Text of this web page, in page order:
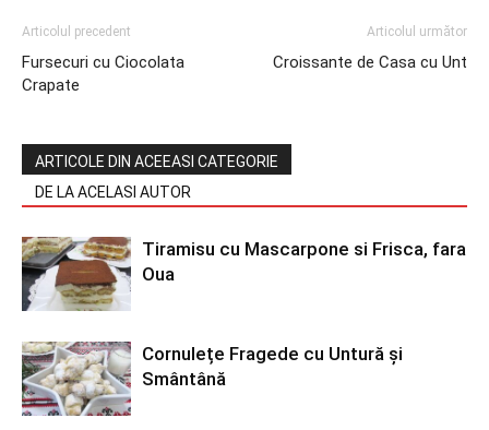
Articolul precedent
Fursecuri cu Ciocolata
Crapate
Articolul următor
Croissante de Casa cu Unt
ARTICOLE DIN ACEEASI CATEGORIE
DE LA ACELASI AUTOR
Tiramisu cu Mascarpone si Frisca, fara
Oua
Cornulețe Fragede cu Untură și
Smântână